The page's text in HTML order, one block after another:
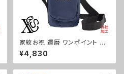
家紋お祝 還暦 ワンポイント 刺
繍ボトルケース ペットボトルホ
ルダー 保冷 保温 670ml レデ
ィース メンズ 雑貨 グッズ 自社
¥4,830